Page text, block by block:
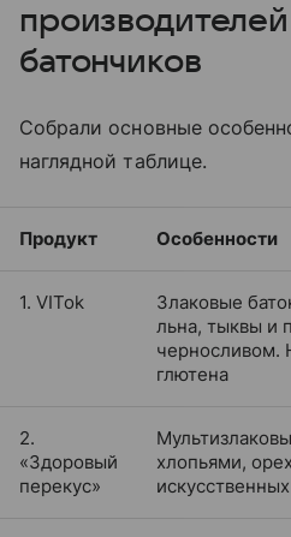
батончиков
Собрали основные
наглядной таблице.
Продукт Особенности
1. VITok
Злаковые
льна, тыквы и
черносливом.
глютена
2.
«Здоровый
перекус»
хлопьями,